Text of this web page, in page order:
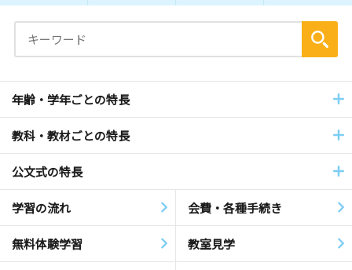
年齢・学年ごとの特長
教科・教材ごとの特長
公文式の特長
学習の流れ 会費・各種手続き
無料体験学習 教室見学